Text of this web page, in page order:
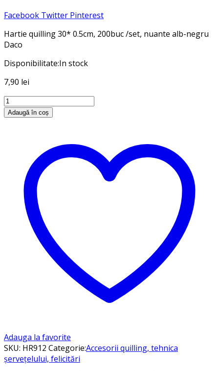
Facebook Twitter Pinterest
Hartie quilling 30* 0.5cm, 200buc /set, nuante alb-negru
Daco
Disponibilitate:In stock
7,90 lei
Cantitate
Hartie
quilling
HR912
Adaugă în coș
Adauga la favorite
SKU: HR912 Categorie:Accesorii quilling, tehnica
șervețelului, felicitări